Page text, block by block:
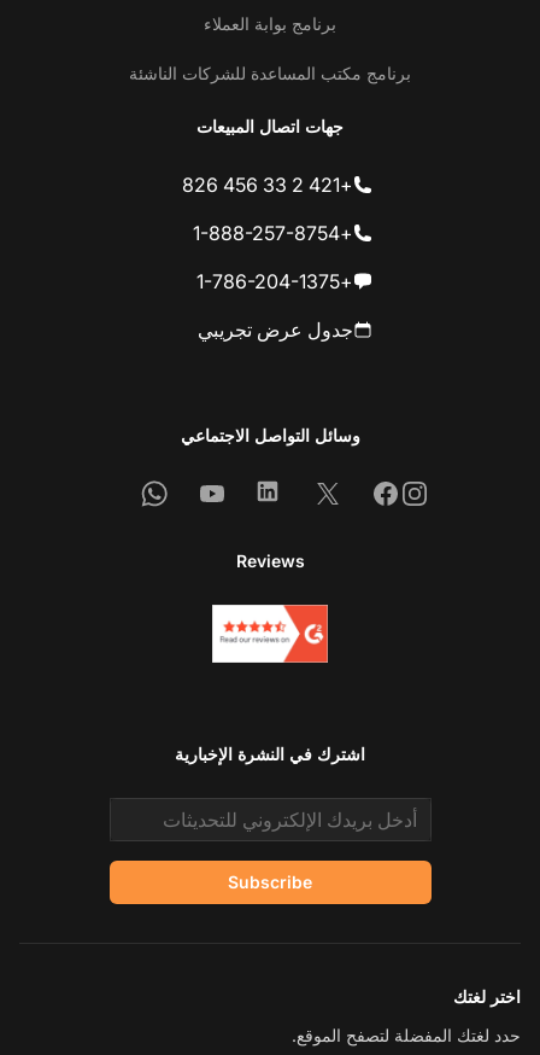
برنامج بوابة العملاء
برنامج مكتب المساعدة للشركات الناشئة
جهات اتصال المبيعات
+421 2 33 456 826
+1-888-257-8754
+1-786-204-1375
جدول عرض تجريبي
وسائل التواصل الاجتماعي
Instagram
Facebook
X
Linkedin
Youtube
Whatsapp
Reviews
اشترك في النشرة الإخبارية
Email address
Subscribe
اختر لغتك
حدد لغتك المفضلة لتصفح الموقع.